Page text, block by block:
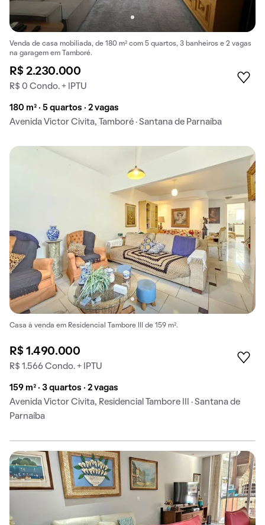
Venda de casa mobiliada, de 180 m² com 5 quartos, 3 banheiros e 2 vagas
na garagem em Tamboré.
R$ 2.230.000
R$ 0 Condo. + IPTU
180 m² · 5 quartos · 2 vagas
Avenida Victor Civita, Tamboré · Santana de Parnaíba
Casa à venda em Residencial Tambore III de 159 m².
R$ 1.490.000
R$ 1.566 Condo. + IPTU
159 m² · 3 quartos · 2 vagas
Avenida Victor Civita, Residencial Tambore III · Santana de
Parnaíba